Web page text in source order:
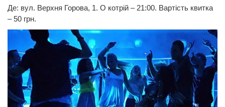
Де: вул. Верхня Горова, 1. О котрій – 21:00. Вартість квитка
– 50 грн.